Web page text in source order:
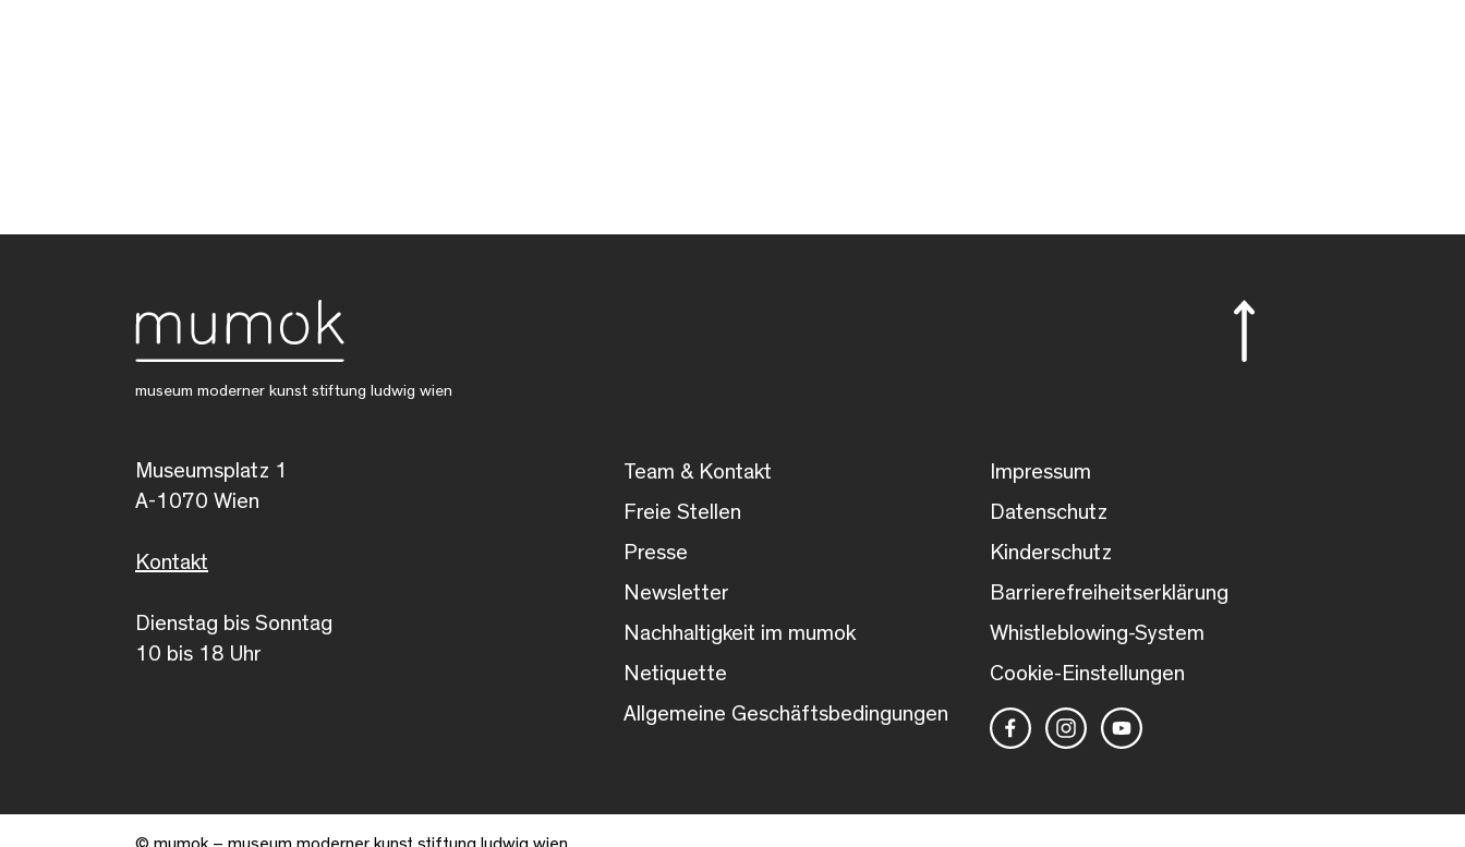
museum moderner kunst stiftung ludwig wien
Museumsplatz 1
A-1070 Wien
Kontakt
Dienstag bis Sonntag
10 bis 18 Uhr
Team & Kontakt
Freie Stellen
Presse
Newsletter
Nachhaltigkeit im mumok
Netiquette
Allgemeine Geschäftsbedingungen
Impressum
Datenschutz
Kinderschutz
Barrierefreiheitserklärung
Whistleblowing-System
Cookie-Einstellungen
© mumok – museum moderner kunst stiftung ludwig wien